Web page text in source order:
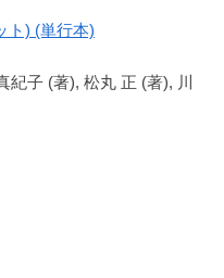
ト) (単行本)
紀子 (著), 松丸 正 (著), 川